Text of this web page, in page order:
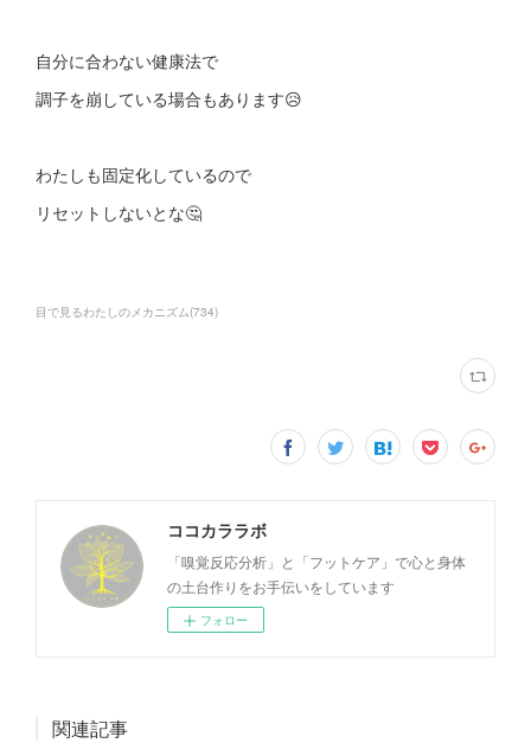
自分に合わない健康法で
調子を崩している場合もあります😥
わたしも固定化しているので
リセットしないとな🤔
目で見るわたしのメカニズム(734)
ココカララボ
「嗅覚反応分析」と「フットケア」で心と身体
の土台作りをお手伝いをしています
フォロー
関連記事